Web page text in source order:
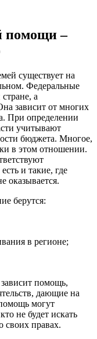
помощи –
существует на
Федеральные
а
зависит от многих
При определении
учитывают
бюджета. Многое,
в этом отношении.
и такие, где
оказывается.
берутся:
в регионе;
зависит помощь,
дающие на
могут
не будет искать
своих правах.